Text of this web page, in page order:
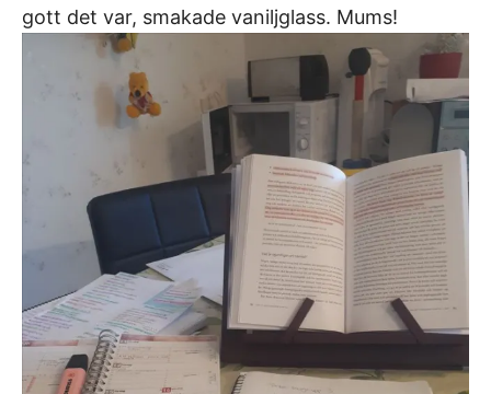
gott det var, smakade vaniljglass. Mums!